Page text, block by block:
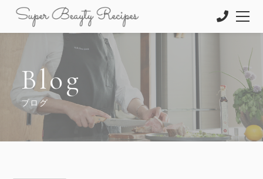
Blog
ブログ